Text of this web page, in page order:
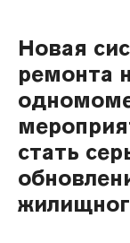
Новая
ремонта
стать